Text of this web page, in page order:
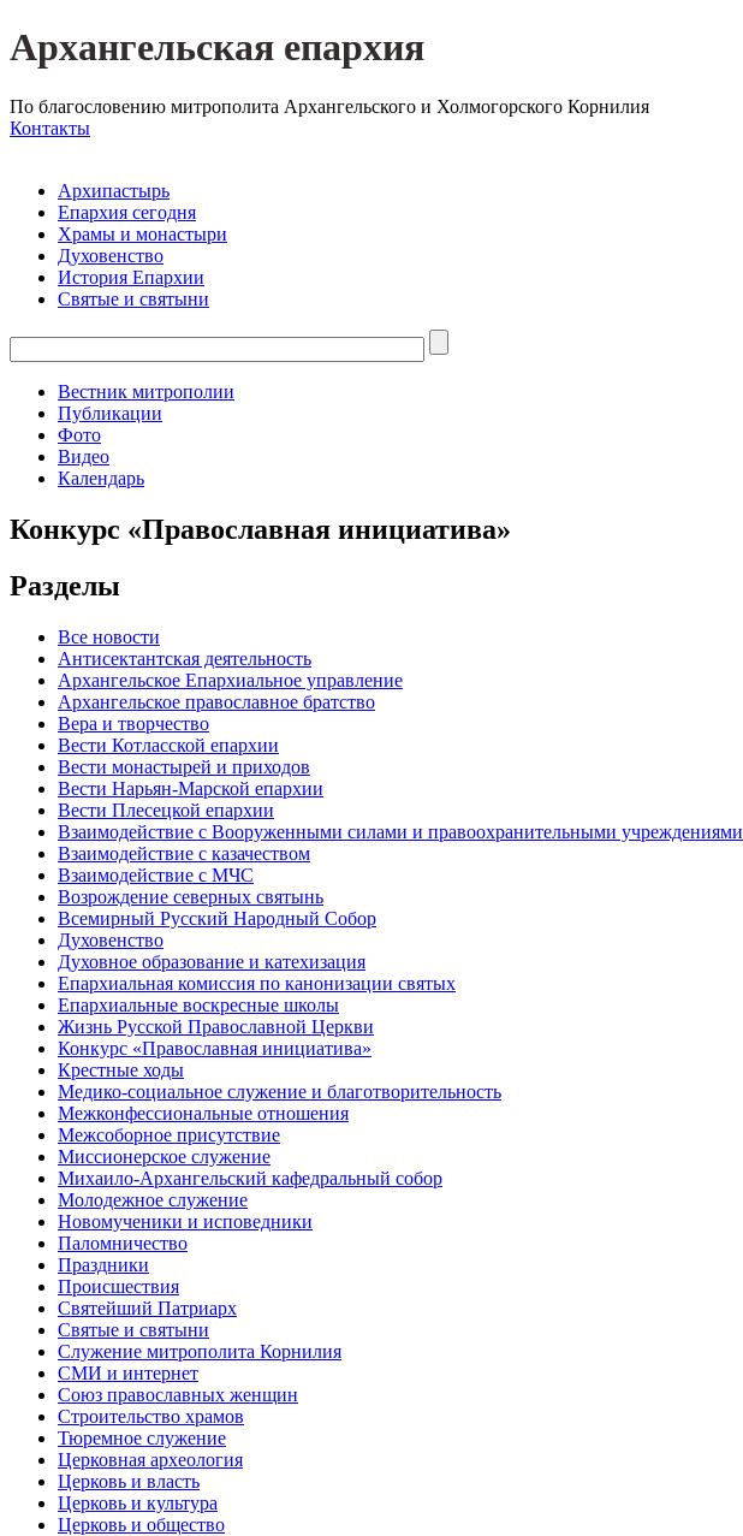
Архангельская епархия
По благословению митрополита Архангельского и Холмогорского Корнилия
Контакты
Архипастырь
Епархия сегодня
Храмы и монастыри
Духовенство
История Епархии
Святые и святыни
Вестник митрополии
Публикации
Фото
Видео
Календарь
Конкурс «Православная инициатива»
Разделы
Все новости
Антисектантская деятельность
Архангельское Епархиальное управление
Архангельское православное братство
Вера и творчество
Вести Котласской епархии
Вести монастырей и приходов
Вести Нарьян-Марской епархии
Вести Плесецкой епархии
Взаимодействие с Вооруженными силами и правоохранительными учреждениями
Взаимодействие с казачеством
Взаимодействие с МЧС
Возрождение северных святынь
Всемирный Русский Народный Собор
Духовенство
Духовное образование и катехизация
Епархиальная комиссия по канонизации святых
Епархиальные воскресные школы
Жизнь Русской Православной Церкви
Конкурс «Православная инициатива»
Крестные ходы
Медико-социальное служение и благотворительность
Межконфессиональные отношения
Межсоборное присутствие
Миссионерское служение
Михаило-Архангельский кафедральный собор
Молодежное служение
Новомученики и исповедники
Паломничество
Праздники
Происшествия
Святейший Патриарх
Святые и святыни
Служение митрополита Корнилия
СМИ и интернет
Союз православных женщин
Строительство храмов
Тюремное служение
Церковная археология
Церковь и власть
Церковь и культура
Церковь и общество